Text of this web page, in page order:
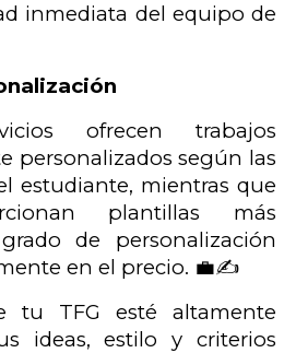
inmediata del equipo de
ofrecen trabajos
personalizados según las
estudiante, mientras que
plantillas más
de personalización
en el precio. 💼✍️
tu TFG esté altamente
ideas, estilo y criterios